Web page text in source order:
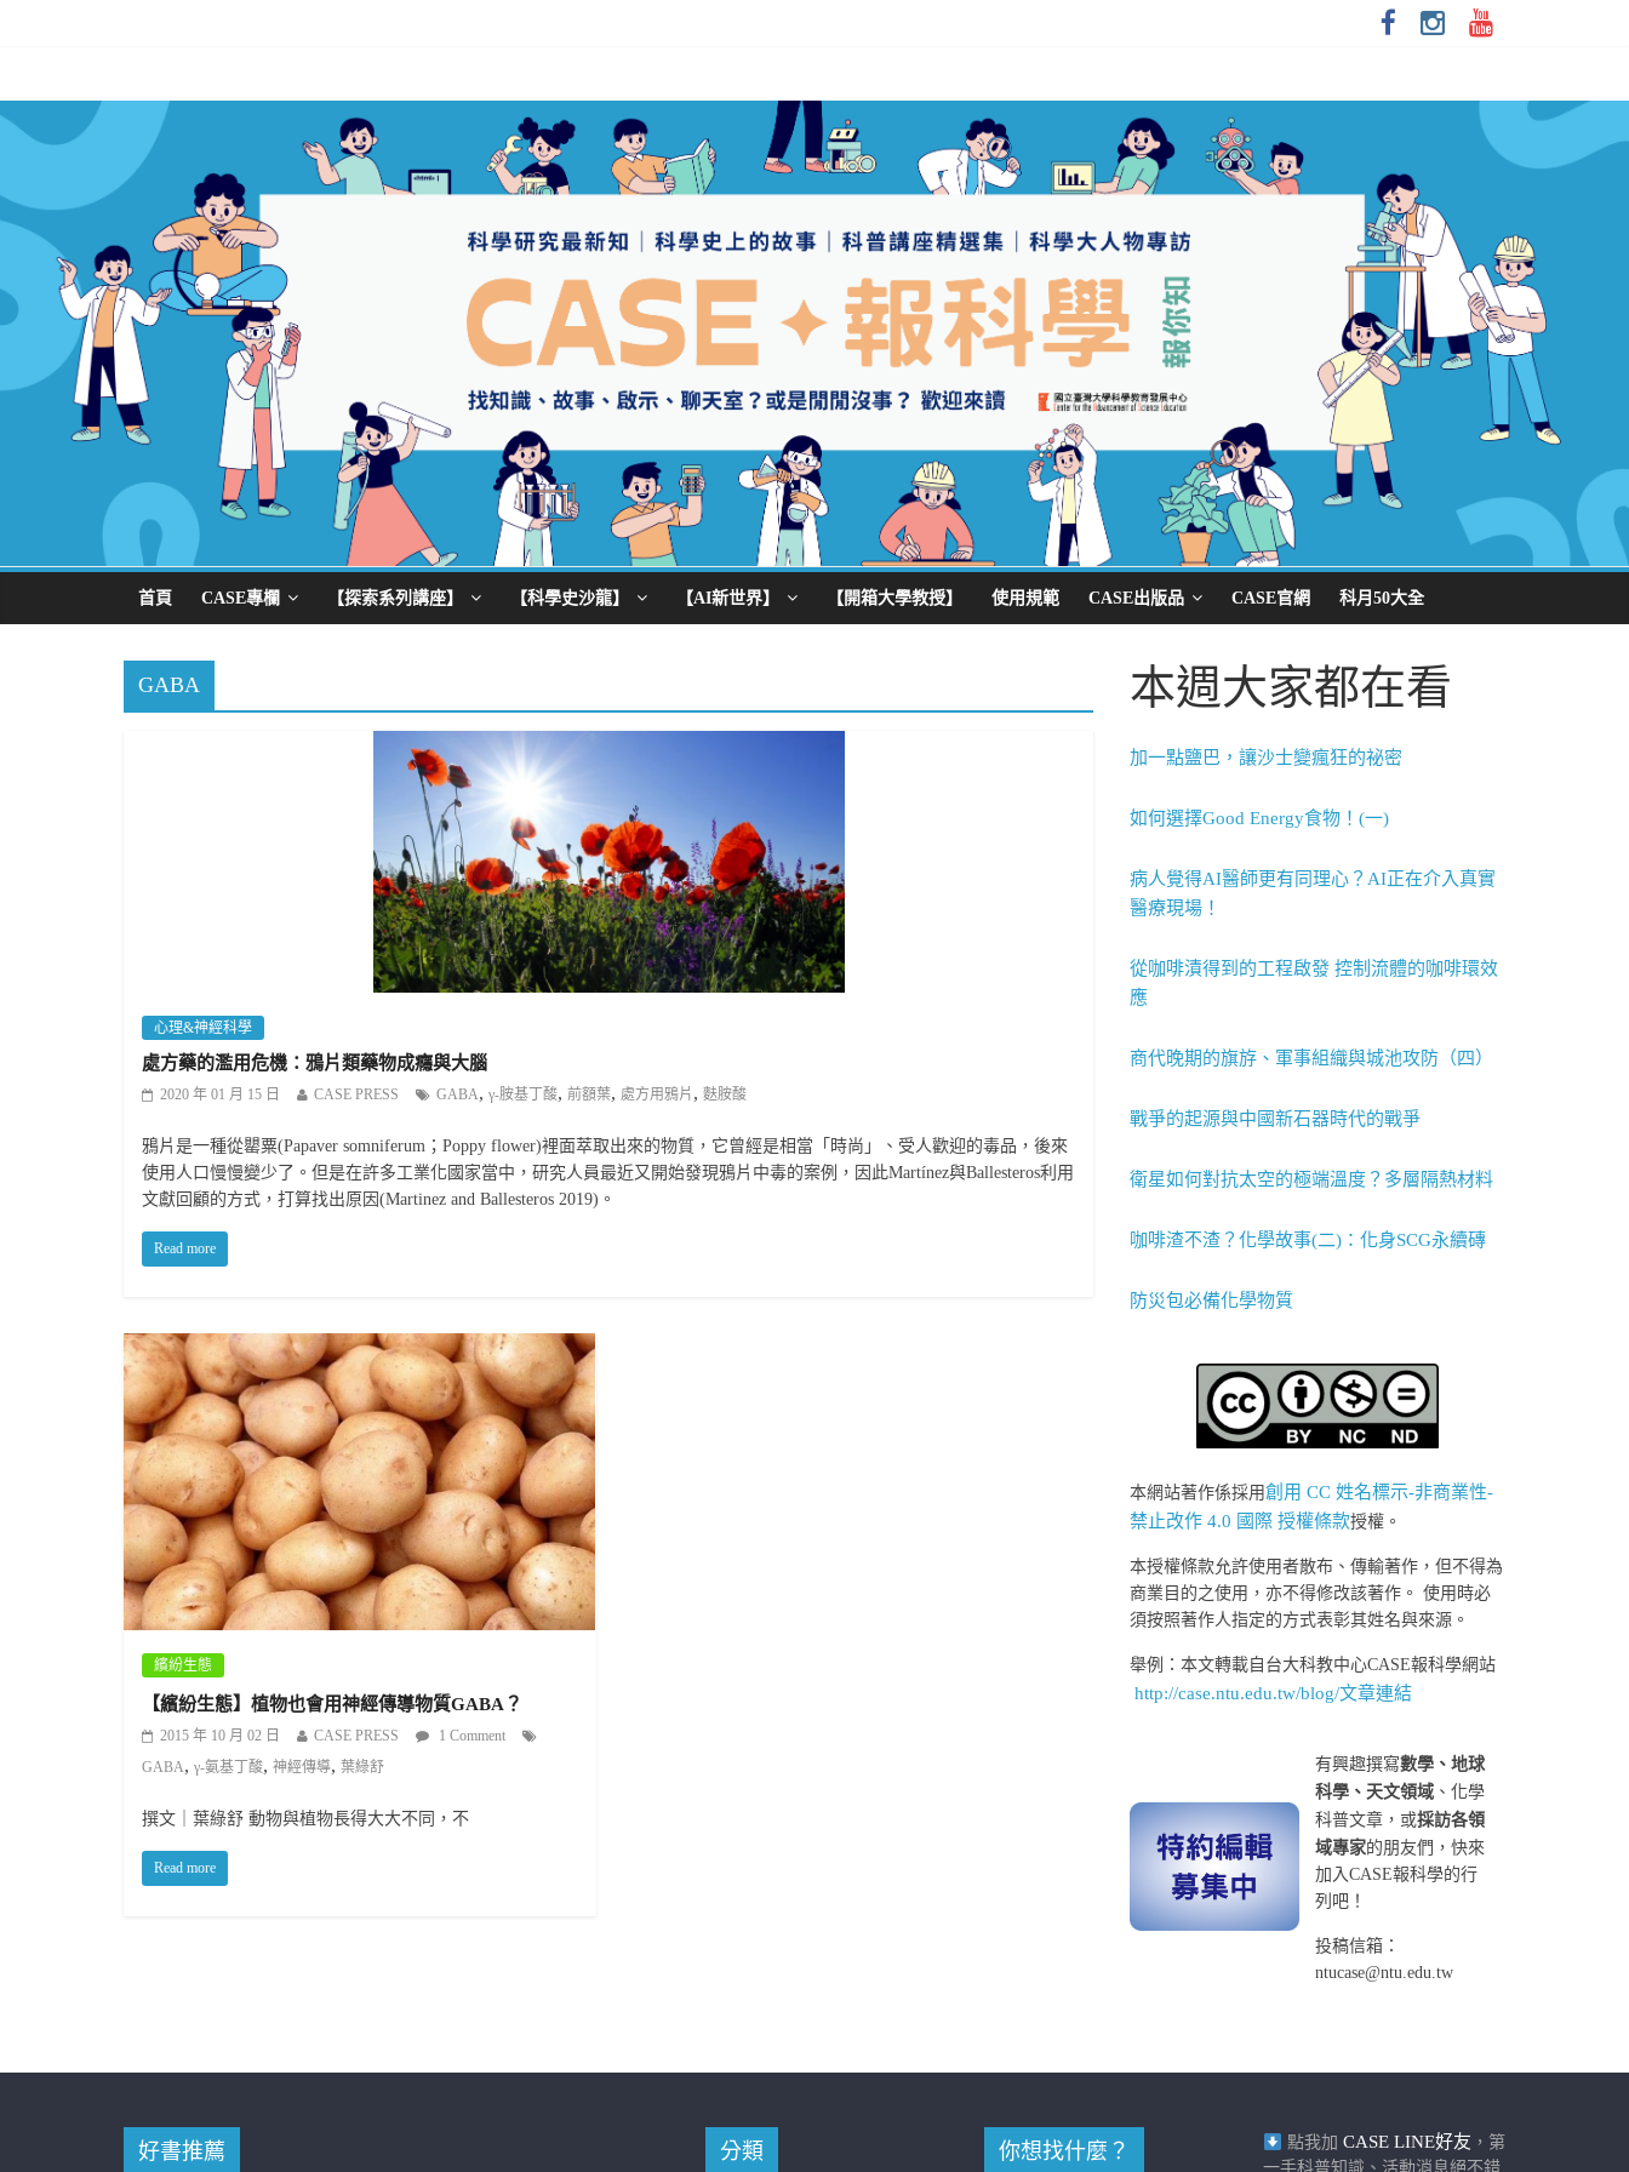
首頁 CASE專欄 【探索系列講座】 【科學史沙龍】 【AI新世界】 【開箱大學教授】 使用規範 CASE出版品 CASE官網 科月50大全
GABA
心理&神經科學
處方藥的濫用危機：鴉片類藥物成癮與大腦
2020 年 01 月 15 日 CASE PRESS GABA, γ-胺基丁酸, 前額葉, 處方用鴉片 , 麩胺酸
鴉片是一種從罌粟(Papaver somniferum；Poppy flower)裡面萃取出來的物質，它曾經是相當「時尚」、受人歡迎的毒品，後來
使用人口慢慢變少了。但是在許多工業化國家當中，研究人員最近又開始發現鴉片中毒的案例，因此Martínez與Ballesteros利用
文獻回顧的方式，打算找出原因(Martinez and Ballesteros 2019)。
Read more
繽紛生態
【繽紛生態】植物也會用神經傳導物質GABA？
2015 年 10 月 02 日 CASE PRESS
1 Comment
GABA, γ-氨基丁酸, 神經傳導, 葉綠舒
撰文｜葉綠舒 動物與植物長得大大不同，不
Read more
本週大家都在看
加一點鹽巴，讓沙士變瘋狂的祕密
如何選擇Good Energy食物！(一)
病人覺得AI醫師更有同理心？AI正在介入真實
醫療現場！
從咖啡漬得到的工程啟發 控制流體的咖啡環效
應
商代晚期的旗斿、軍事組織與城池攻防（四）
戰爭的起源與中國新石器時代的戰爭
衛星如何對抗太空的極端溫度？多層隔熱材料
咖啡渣不渣？化學故事(二)：化身SCG永續磚
防災包必備化學物質
本網站著作係採用創用 CC 姓名標示-非商業性-
禁止改作 4.0 國際 授權條款授權。
本授權條款允許使用者散布、傳輸著作，但不得為
商業目的之使用，亦不得修改該著作。 使用時必
須按照著作人指定的方式表彰其姓名與來源。
舉例：本文轉載自台大科教中心CASE報科學網站
http://case.ntu.edu.tw/blog/文章連結
有興趣撰寫數學、地球
科學、天文領域 、化學
科普文章，或採訪各領
域專家的朋友們，快來
加入CASE報科學的行
列吧！
投稿信箱：
ntucase@ntu.edu.tw
好書推薦 分類 你想找什麼？ 點我加 CASE LINE好友 ，第
一手科普知識、活動消息絕不錯